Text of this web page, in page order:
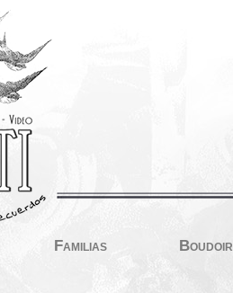
Familias Boudoir